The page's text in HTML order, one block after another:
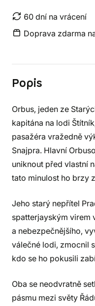
60 dní na vrácení
Doprava zdarma
Popis
Orbus, jeden ze
kapitána na lodi
pasažéra vražedně
Snajpra. Hlavní
uniknout před vlastní
tato minulost ho brzy
Jeho starý nepřítel
spatterjayským virem
a nebezpečnějšího,
válečné lodi, zmocnil
kdo se ho pokusili
Oba se neodvratně
pásmu mezi světy